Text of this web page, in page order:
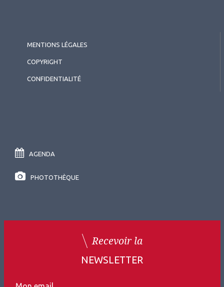
MENTIONS LÉGALES
COPYRIGHT
CONFIDENTIALITÉ
AGENDA
PHOTOTHÈQUE
Recevoir la
NEWSLETTER